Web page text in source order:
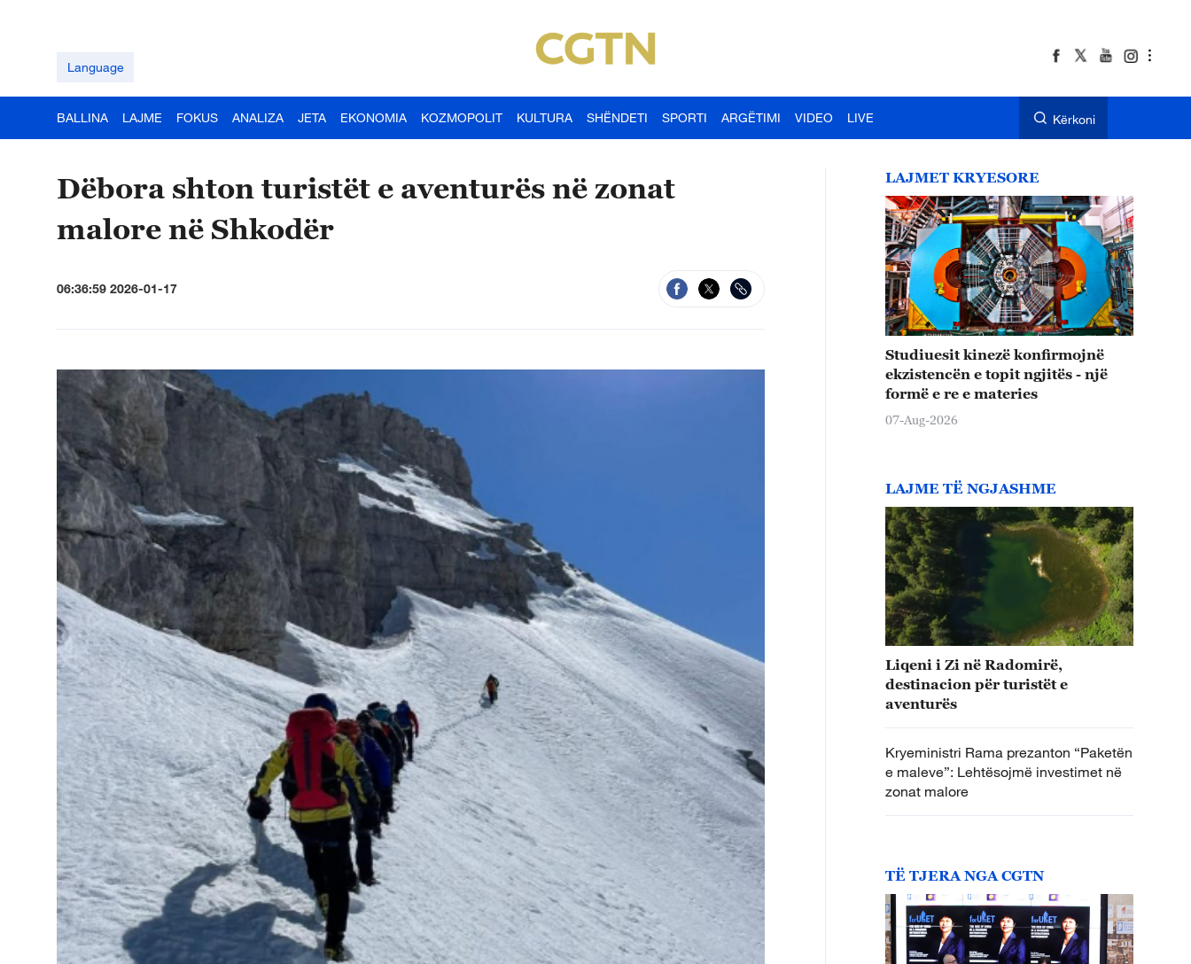
Language
BALLINA LAJME FOKUS ANALIZA JETA EKONOMIA KOZMOPOLIT KULTURA SHËNDETI SPORTI ARGËTIMI VIDEO LIVE Kërkoni
Dëbora shton turistët e aventurës në zonat
malore në Shkodër
06:36:59 2026-01-17
LAJMET KRYESORE
Studiuesit kinezë konfirmojnë
ekzistencën e topit ngjitës - një
formë e re e materies
07-Aug-2026
LAJME TË NGJASHME
Liqeni i Zi në Radomirë,
destinacion për turistët e
aventurës
Kryeministri Rama prezanton “Paketën
e maleve”: Lehtësojmë investimet në
zonat malore
TË TJERA NGA CGTN